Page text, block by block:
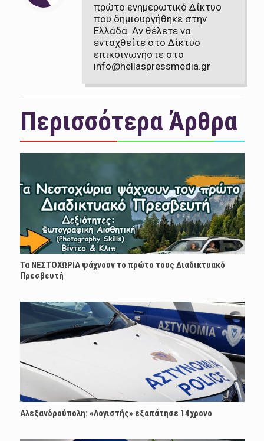
πρώτο ενημερωτικό Δίκτυο
που δημιουργήθηκε στην
Ελλάδα. Αν θέλετε να
ενταχθείτε στο Δίκτυο
επικοινωνήστε στο
info@hellaspressmedia.gr
Περισσότερα Άρθρα
Τα ΝΕΣΤΟΧΩΡΙΑ ψάχνουν το πρώτο τους Διαδικτυακό
Πρεσβευτή
Αλεξανδρούπολη: «Λογιστής» εξαπάτησε 14χρονο